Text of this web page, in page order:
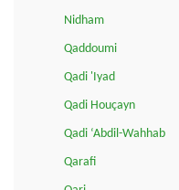
Nidham
Qaddoumi
Qadi 'Iyad
Qadi Houçayn
Qadi ‘Abdil-Wahhab
Qarafi